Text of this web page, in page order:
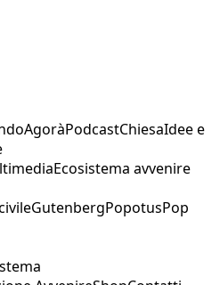
AgoràPodcastChiesaIdee e
Ecosistema avvenire
GutenbergPopotusPop